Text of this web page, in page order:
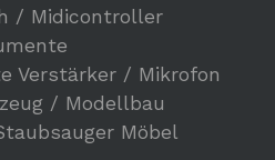
/ Midicontroller
Verstärker / Mikrofon
/ Modellbau
Möbel